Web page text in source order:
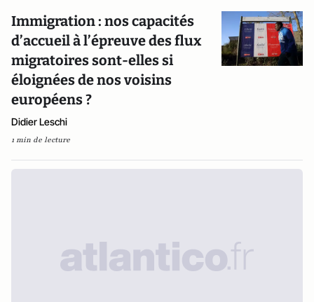
Immigration : nos capacités
d’accueil à l’épreuve des flux
migratoires sont-elles si
éloignées de nos voisins
européens ?
Didier Leschi
1 min de lecture